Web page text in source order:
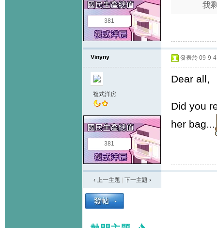
381
我
Vinyny
複式洋房
381
發表於 09-9-
Dear all,
Did you
her bag...
‹ 上一主題 下一主題 ›